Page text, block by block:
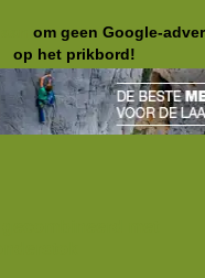
om geen Google-
op het prikbord!